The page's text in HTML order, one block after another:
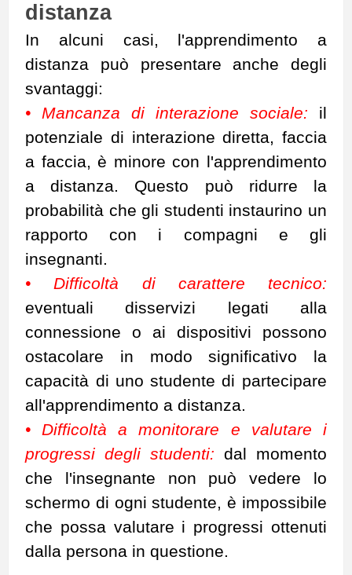
distanza
In alcuni casi, l'apprendimento a
distanza può presentare anche degli
svantaggi:
• Mancanza di interazione sociale: il
potenziale di interazione diretta, faccia
a faccia, è minore con l'apprendimento
a distanza. Questo può ridurre la
probabilità che gli studenti instaurino un
rapporto con i compagni e gli
insegnanti.
• Difficoltà di carattere tecnico:
eventuali disservizi legati alla
connessione o ai dispositivi possono
ostacolare in modo significativo la
capacità di uno studente di partecipare
all'apprendimento a distanza.
• Difficoltà a monitorare e valutare i
progressi degli studenti: dal momento
che l'insegnante non può vedere lo
schermo di ogni studente, è impossibile
che possa valutare i progressi ottenuti
dalla persona in questione.